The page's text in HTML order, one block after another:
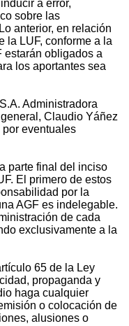
a error,
sobre las
anterior, en relación
la LUF, conforme a la
estarán obligados a
los aportantes sea
Administradora
Claudio Yáñez
por eventuales
parte final del inciso
El primero de estos
por la
AGF es indelegable.
de cada
exclusivamente a la
65 de la Ley
propaganda y
haga cualquier
o colocación de
alusiones o